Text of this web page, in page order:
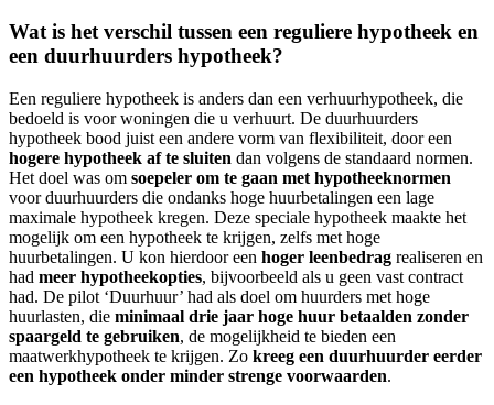
Wat is het verschil tussen een reguliere hypotheek en
een duurhuurders hypotheek?
Een reguliere hypotheek is anders dan een verhuurhypotheek, die
bedoeld is voor woningen die u verhuurt. De duurhuurders
hypotheek bood juist een andere vorm van flexibiliteit, door een
hogere hypotheek af te sluiten dan volgens de standaard normen.
Het doel was om soepeler om te gaan met hypotheeknormen
voor duurhuurders die ondanks hoge huurbetalingen een lage
maximale hypotheek kregen. Deze speciale hypotheek maakte het
mogelijk om een hypotheek te krijgen, zelfs met hoge
huurbetalingen. U kon hierdoor een hoger leenbedrag realiseren en
had meer hypotheekopties, bijvoorbeeld als u geen vast contract
had. De pilot ‘Duurhuur’ had als doel om huurders met hoge
huurlasten, die minimaal drie jaar hoge huur betaalden zonder
spaargeld te gebruiken, de mogelijkheid te bieden een
maatwerkhypotheek te krijgen. Zo kreeg een duurhuurder eerder
een hypotheek onder minder strenge voorwaarden.